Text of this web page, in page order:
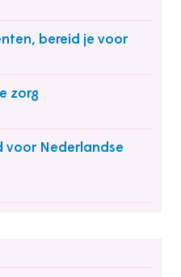
bereid je voor
zorg
voor Nederlandse